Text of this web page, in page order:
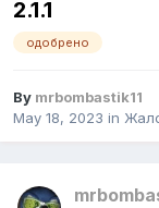
2.1.1
одобрено
By mrbombastik11
May 18, 2023 in